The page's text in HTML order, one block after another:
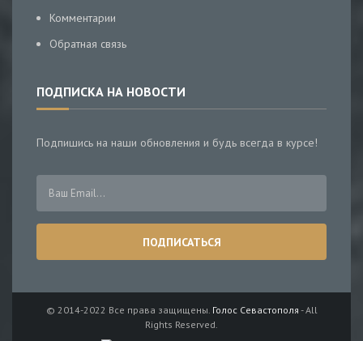
Комментарии
Обратная связь
ПОДПИСКА НА НОВОСТИ
Подпишись на наши обновления и будь всегда в курсе!
© 2014-2022 Все права защищены. Голос Севастополя - All
Rights Reserved.